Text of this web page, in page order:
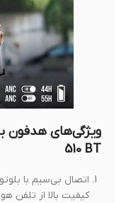
510 BT
کیفیت بالا از تلفن